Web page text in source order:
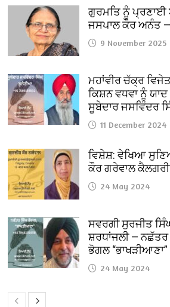
ਗੁਰਮਤਿ ਨੂੰ ਪ੍ਰਣਾਈ
ਜਸਪਾਲ ਕੌਰ ਅਨੰਤ
9 November 2025
ਮਹਾਂਵੀਰ ਚੱਕ੍ਰ
ਕਿਸ਼ਨ ਵਧਵਾ ਨੂੰ
ਸੂਬੇਦਾਰ ਜਸਵਿੰਦਰ
11 December 2024
ਵਿਸ਼ੇਸ਼: ਵੇਖਿਆ
ਕੌਰ ਗਰੇਵਾਲ ਕੈਲਗਰੀ
24 May 2024
ਸਵਰਗੀ ਸੁਰਜੀਤ
ਸ਼ਰਧਾਂਜਲੀ —
ਭੋਗਲ “ਭਾਖੜੀਆਣਾ”
24 May 2024